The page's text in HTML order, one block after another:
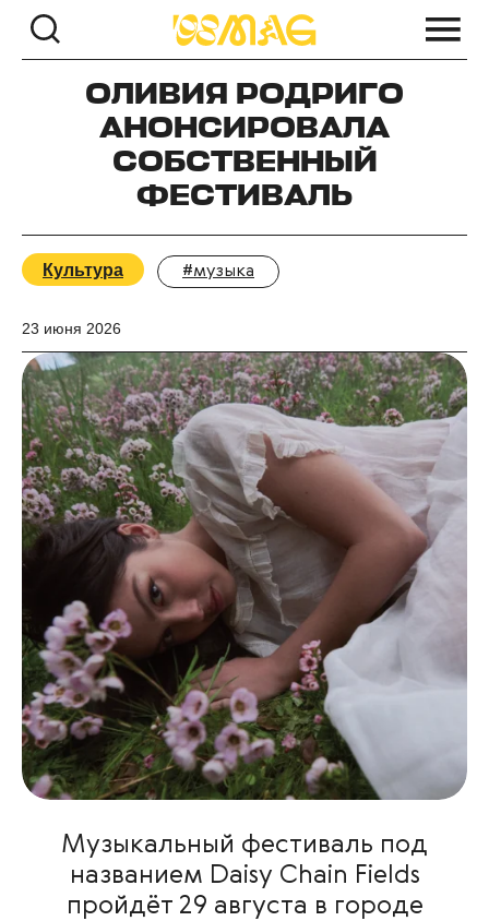
ОЛИВИЯ РОДРИГО
АНОНСИРОВАЛА
СОБСТВЕННЫЙ
ФЕСТИВАЛЬ
Культура #музыка
23 июня 2026
Музыкальный фестиваль под
названием Daisy Chain Fields
пройдёт 29 августа в городе